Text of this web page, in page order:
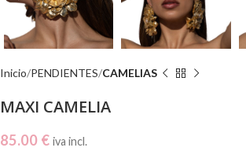
Inicio PENDIENTES CAMELIAS
MAXI CAMELIA
85.00 € iva incl.